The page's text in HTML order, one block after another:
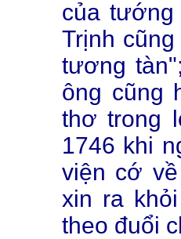
của tướng
Trịnh
tương
ông cũng
thơ trong
1746 khi
viện cớ
xin ra
theo đuổi